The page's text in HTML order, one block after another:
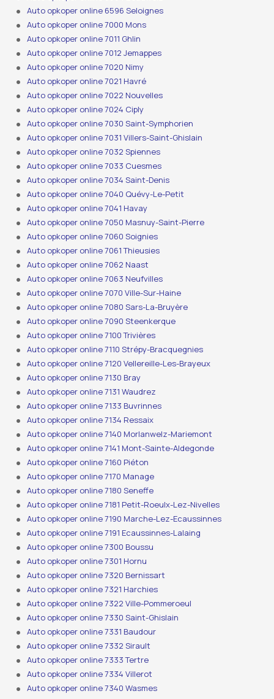
Auto opkoper online 6596 Seloignes
Auto opkoper online 7000 Mons
Auto opkoper online 7011 Ghlin
Auto opkoper online 7012 Jemappes
Auto opkoper online 7020 Nimy
Auto opkoper online 7021 Havré
Auto opkoper online 7022 Nouvelles
Auto opkoper online 7024 Ciply
Auto opkoper online 7030 Saint-Symphorien
Auto opkoper online 7031 Villers-Saint-Ghislain
Auto opkoper online 7032 Spiennes
Auto opkoper online 7033 Cuesmes
Auto opkoper online 7034 Saint-Denis
Auto opkoper online 7040 Quévy-Le-Petit
Auto opkoper online 7041 Havay
Auto opkoper online 7050 Masnuy-Saint-Pierre
Auto opkoper online 7060 Soignies
Auto opkoper online 7061 Thieusies
Auto opkoper online 7062 Naast
Auto opkoper online 7063 Neufvilles
Auto opkoper online 7070 Ville-Sur-Haine
Auto opkoper online 7080 Sars-La-Bruyère
Auto opkoper online 7090 Steenkerque
Auto opkoper online 7100 Trivières
Auto opkoper online 7110 Strépy-Bracquegnies
Auto opkoper online 7120 Vellereille-Les-Brayeux
Auto opkoper online 7130 Bray
Auto opkoper online 7131 Waudrez
Auto opkoper online 7133 Buvrinnes
Auto opkoper online 7134 Ressaix
Auto opkoper online 7140 Morlanwelz-Mariemont
Auto opkoper online 7141 Mont-Sainte-Aldegonde
Auto opkoper online 7160 Piéton
Auto opkoper online 7170 Manage
Auto opkoper online 7180 Seneffe
Auto opkoper online 7181 Petit-Roeulx-Lez-Nivelles
Auto opkoper online 7190 Marche-Lez-Ecaussinnes
Auto opkoper online 7191 Ecaussinnes-Lalaing
Auto opkoper online 7300 Boussu
Auto opkoper online 7301 Hornu
Auto opkoper online 7320 Bernissart
Auto opkoper online 7321 Harchies
Auto opkoper online 7322 Ville-Pommeroeul
Auto opkoper online 7330 Saint-Ghislain
Auto opkoper online 7331 Baudour
Auto opkoper online 7332 Sirault
Auto opkoper online 7333 Tertre
Auto opkoper online 7334 Villerot
Auto opkoper online 7340 Wasmes